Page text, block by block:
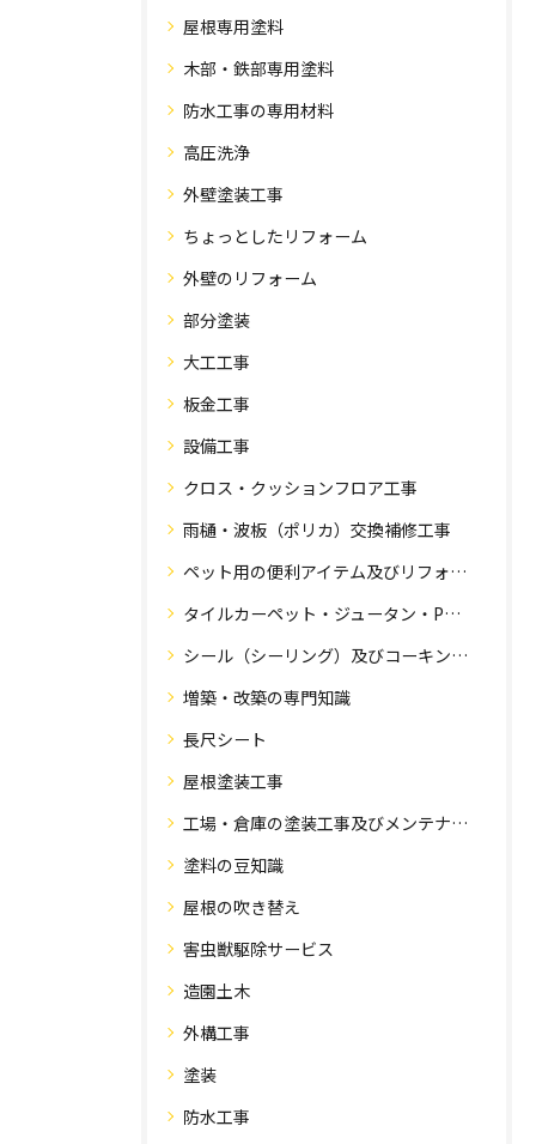
屋根専用塗料
木部・鉄部専用塗料
防水工事の専用材料
高圧洗浄
外壁塗装工事
ちょっとしたリフォーム
外壁のリフォーム
部分塗装
大工工事
板金工事
設備工事
クロス・クッションフロア工事
雨樋・波板（ポリカ）交換補修工事
ペット用の便利アイテム及びリフォーム工事
タイルカーペット・ジュータン・Pタイル・床・フローリング工事
シール（シーリング）及びコーキング工事の専門知識
増築・改築の専門知識
長尺シート
屋根塗装工事
工場・倉庫の塗装工事及びメンテナンス
塗料の豆知識
屋根の吹き替え
害虫獣駆除サービス
造園土木
外構工事
塗装
防水工事